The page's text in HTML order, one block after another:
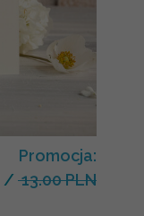
Promocja:
/ 13.00 PLN